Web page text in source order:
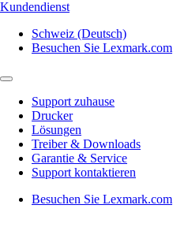
Kundendienst
Schweiz (Deutsch)
Besuchen Sie Lexmark.com
Support zuhause
Drucker
Lösungen
Treiber & Downloads
Garantie & Service
Support kontaktieren
Besuchen Sie Lexmark.com